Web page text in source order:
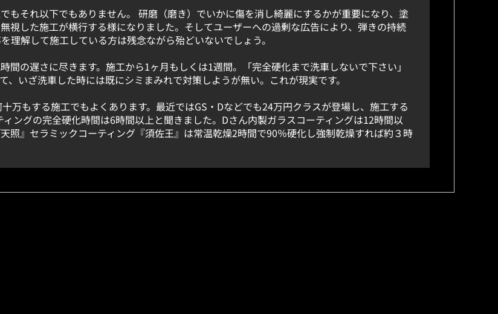
もそれ以下でもありません。 研磨（磨き）でいかに傷を消し綺麗にするかが重要になり、塗
視した施工が横行する様になりました。そしてユーザーへの過剰な広告により、弾きの持続
解して施工している方は残念ながら殆どいないでしょう。
間の遅さに尽きます。施工から1ヶ月もしくは1週間。「完全硬化まで洗車しないで下さい」
いざ洗車した時には既にシミまみれで対策しようが無い。これが現実です。
万もする施工でもよくあります。最近ではGS・Dなどでも24万円クラスが登場し、施工する
ングの完全硬化時間は6時間以上と聞きました。Dさん内製ガラスコーティングは12時間以
照』セラミックコーティング『須佐王』は常温乾燥2時間で90％硬化し強制乾燥すれば約３時